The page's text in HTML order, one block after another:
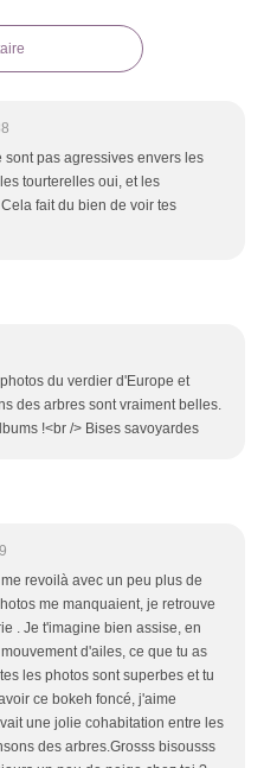
sont pas agressives envers les
tourterelles oui, et les
fait du bien de voir tes
du verdier d'Europe et
des arbres sont vraiment belles.
!<br /> Bises savoyardes
revoilà avec un peu plus de
me manquaient, je retrouve
. Je t'imagine bien assise, en
d'ailes, ce que tu as
les photos sont superbes et tu
ce bokeh foncé, j'aime
une jolie cohabitation entre les
des arbres.Grosss bisousss